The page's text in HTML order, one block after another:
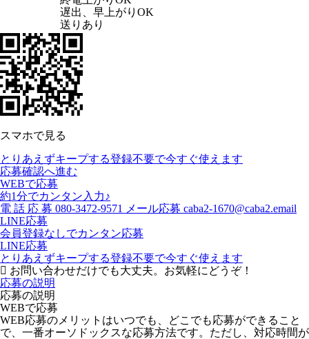
遅出、早上がりOK
送りあり
スマホで見る
とりあえずキープする登録不要で今すぐ使えます
応募確認へ進む
WEBで応募
約1分でカンタン入力♪
電 話 応 募 080-3472-9571 メール応募 caba2-1670@caba2.email
LINE応募
会員登録なしでカンタン応募
LINE応募
とりあえずキープする登録不要で今すぐ使えます
お問い合わせだけでも大丈夫。お気軽にどうぞ！
応募の説明
応募の説明
WEBで応募
WEB応募のメリットはいつでも、どこでも応募ができること
で、一番オーソドックスな応募方法です。ただし、対応時間が